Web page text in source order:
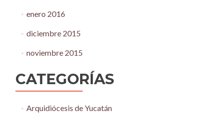
enero 2016
diciembre 2015
noviembre 2015
CATEGORÍAS
Arquidiócesis de Yucatán